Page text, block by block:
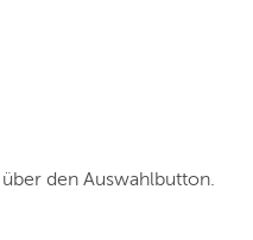
den Auswahlbutton.